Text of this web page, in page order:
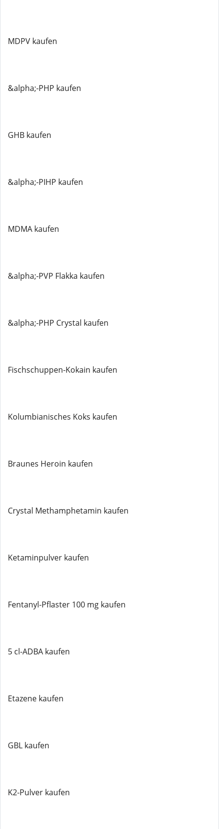
MDPV kaufen
&alpha;-PHP kaufen
GHB kaufen
&alpha;-PIHP kaufen
MDMA kaufen
&alpha;-PVP Flakka kaufen
&alpha;-PHP Crystal kaufen
Fischschuppen-Kokain kaufen
Kolumbianisches Koks kaufen
Braunes Heroin kaufen
Crystal Methamphetamin kaufen
Ketaminpulver kaufen
Fentanyl-Pflaster 100 mg kaufen
5 cl-ADBA kaufen
Etazene kaufen
GBL kaufen
K2-Pulver kaufen